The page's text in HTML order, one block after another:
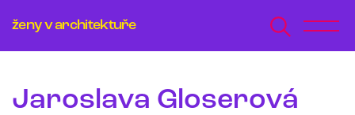
ženy v architektuře
Jaroslava Gloserová